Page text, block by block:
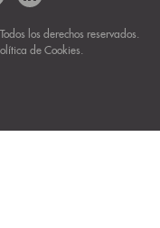
los derechos reservados.
de Cookies.